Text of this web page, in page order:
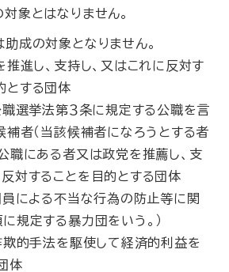
象とはなりません。
成の対象となりません。
推進し、支持し、又はこれに反対す
とする団体
職選挙法第３条に規定する公職を言
補者（当該候補者になろうとする者
職にある者又は政党を推薦し、支
反対することを目的とする団体
員による不当な行為の防止等に関
規定する暴力団をいう。）
欺的手法を駆使して経済的利益を
体